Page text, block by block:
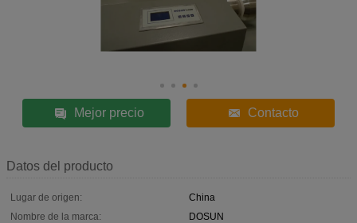
Mejor precio Contacto
Datos del producto
Lugar de origen:
China
Nombre de la marca:
DOSUN